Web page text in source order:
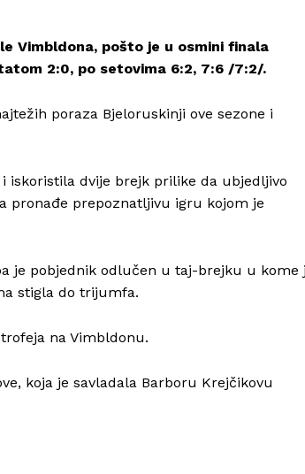
Info
O nama
Kontakt
Vimbldona, pošto je u osmini finala
2:0, po setovima 6:2, 7:6 /7:2/.
poraza Bjeloruskinji ove sezone i
iskoristila dvije brejk prilike da ubjedljivo
pronađe prepoznatljivu igru kojom je
je pobjednik odlučen u taj-brejku u kome
stigla do trijumfa.
na Vimbldonu.
koja je savladala Barboru Krejčikovu